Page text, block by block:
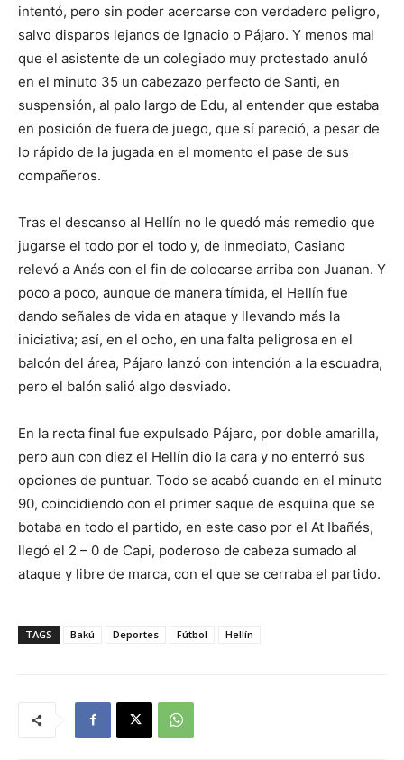
intentó, pero sin poder acercarse con verdadero peligro,
salvo disparos lejanos de Ignacio o Pájaro. Y menos mal
que el asistente de un colegiado muy protestado anuló
en el minuto 35 un cabezazo perfecto de Santi, en
suspensión, al palo largo de Edu, al entender que estaba
en posición de fuera de juego, que sí pareció, a pesar de
lo rápido de la jugada en el momento el pase de sus
compañeros.
Tras el descanso al Hellín no le quedó más remedio que
jugarse el todo por el todo y, de inmediato, Casiano
relevó a Anás con el fin de colocarse arriba con Juanan. Y
poco a poco, aunque de manera tímida, el Hellín fue
dando señales de vida en ataque y llevando más la
iniciativa; así, en el ocho, en una falta peligrosa en el
balcón del área, Pájaro lanzó con intención a la escuadra,
pero el balón salió algo desviado.
En la recta final fue expulsado Pájaro, por doble amarilla,
pero aun con diez el Hellín dio la cara y no enterró sus
opciones de puntuar. Todo se acabó cuando en el minuto
90, coincidiendo con el primer saque de esquina que se
botaba en todo el partido, en este caso por el At Ibañés,
llegó el 2 – 0 de Capi, poderoso de cabeza sumado al
ataque y libre de marca, con el que se cerraba el partido.
TAGS Bakú Deportes Fútbol Hellín